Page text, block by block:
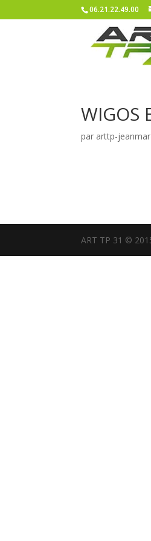
06.21.22.49.00
WIGOS
par arttp-
ART TP 31 ©